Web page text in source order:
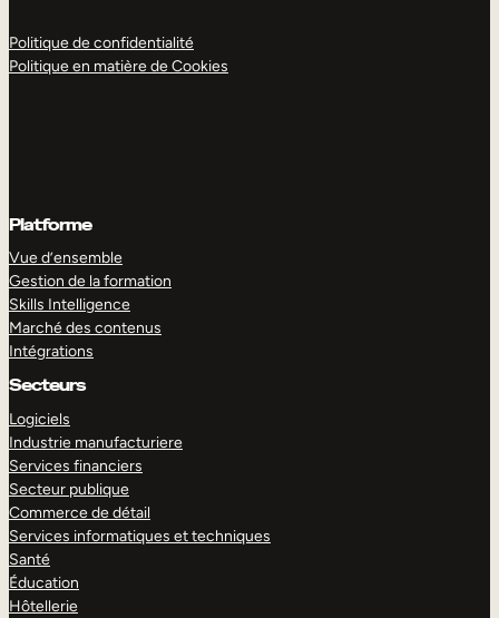
Politique de confidentialité
Politique en matière de Cookies
Platforme
Vue d’ensemble
Gestion de la formation
Skills Intelligence
Marché des contenus
Intégrations
Secteurs
Logiciels
Industrie manufacturiere
Services financiers
Secteur publique
Commerce de détail
Services informatiques et techniques
Santé
Éducation
Hôtellerie